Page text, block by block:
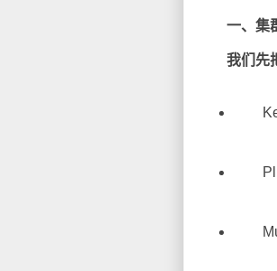
一、集
我们先